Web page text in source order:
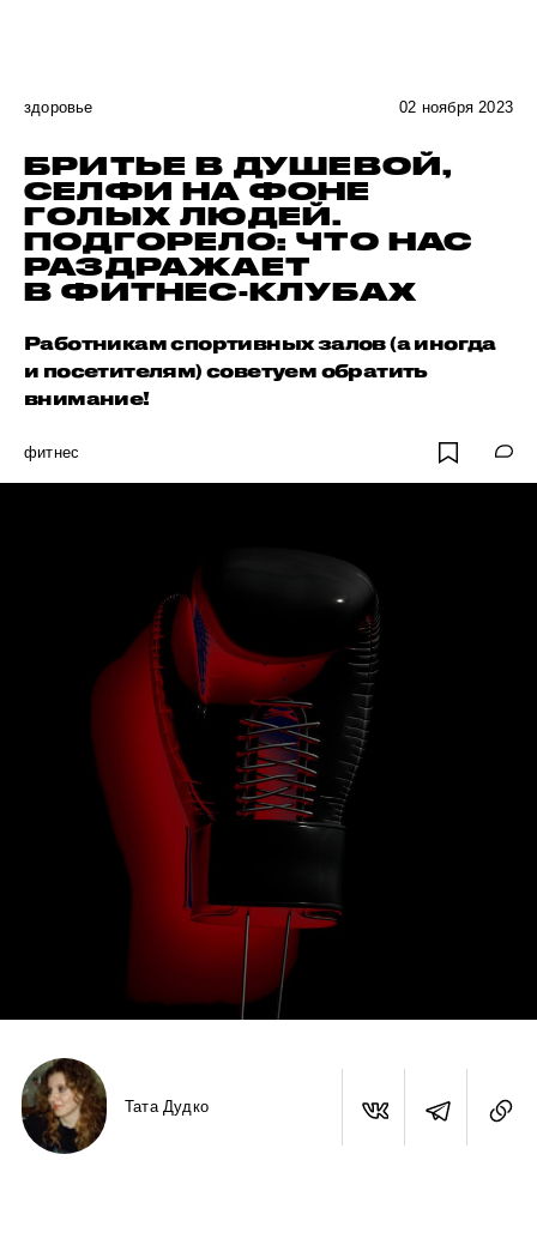
здоровье 02 ноября 2023
БРИТЬЕ В ДУШЕВОЙ,
СЕЛФИ НА ФОНЕ
ГОЛЫХ ЛЮДЕЙ.
ПОДГОРЕЛО: ЧТО НАС
РАЗДРАЖАЕТ
В ФИТНЕС-КЛУБАХ
Работникам спортивных залов (а иногда
и посетителям) советуем обратить
внимание!
фитнес
Тата Дудко